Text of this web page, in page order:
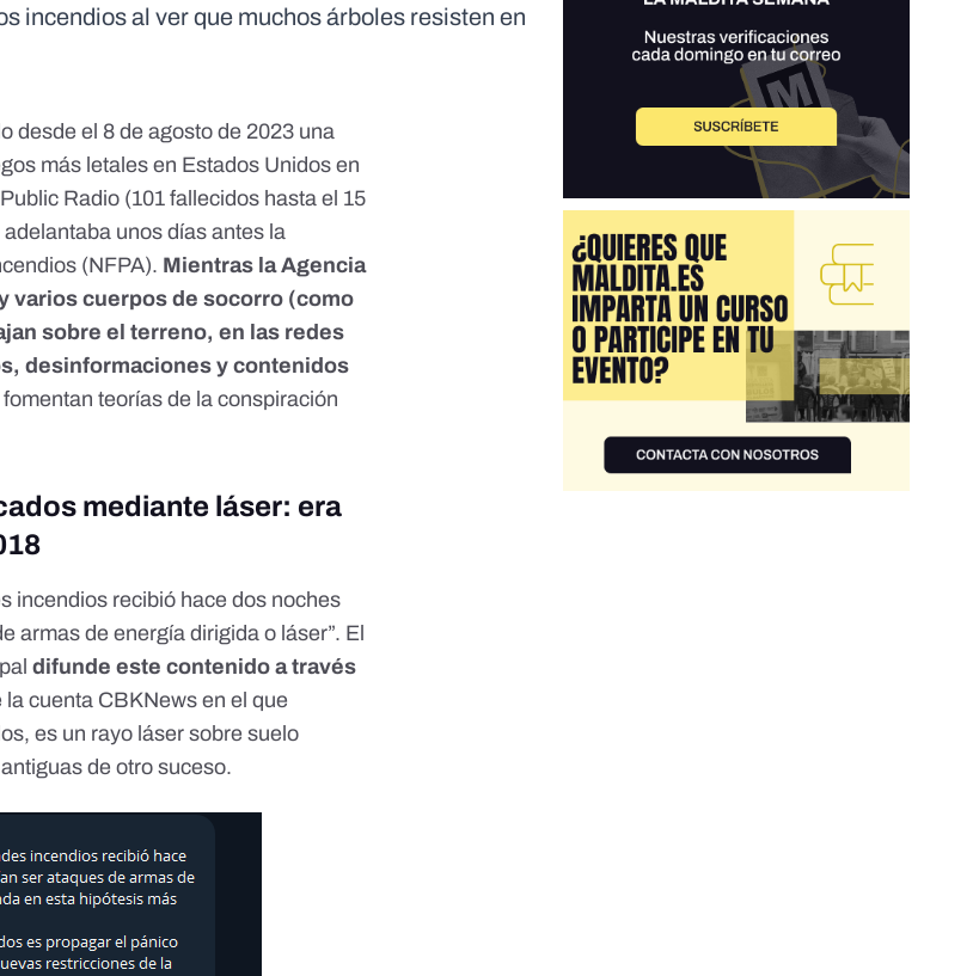
incendios al ver que muchos árboles resisten en
desde el 8 de agosto de 2023 una
más letales en Estados Unidos en
Radio (101 fallecidos hasta el 15
unos días antes la
(NFPA). Mientras laAgencia
varios cuerpos de socorro (como
sobre el terreno, en las redes
desinformaciones y contenidos
teorías de la conspiración
mediante láser: era
incendios recibió hace dos noches
armas de energía dirigida o láser”. El
difunde este contenido a través
la cuenta CBKNews en el que
es un rayo láser sobre suelo
de otro suceso.